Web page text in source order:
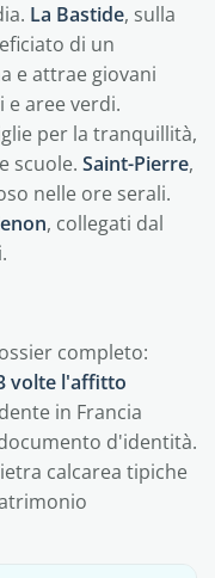
La Bastide, sulla
di un
e attrae giovani
aree verdi.
per la tranquillità,
scuole. Saint-Pierre,
nelle ore serali.
, collegati dal
completo:
volte l'affitto
in Francia
d'identità.
calcarea tipiche